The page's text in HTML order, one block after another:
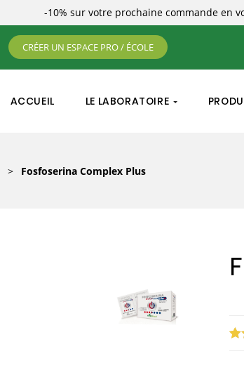
-10% sur votre prochaine commande en
CRÉER UN ESPACE PRO / ÉCOLE
ACCUEIL LE LABORATOIRE
> Fosfoserina Complex Plus